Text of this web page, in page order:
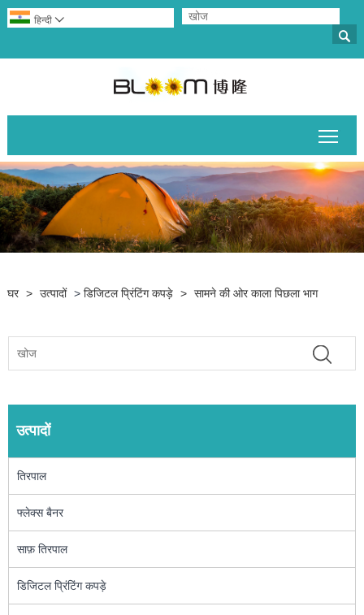

हिन्दी 
घर > उत्पादों > डिजिटल प्रिंटिंग कपड़े > सामने की ओर काला पिछला भाग
उत्पादों
तिरपाल
फ्लेक्स बैनर
साफ़ तिरपाल
डिजिटल प्रिंटिंग कपड़े